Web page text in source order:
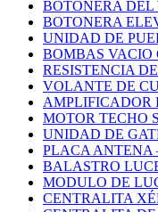
BOTONERA
BOTONERA
UNIDAD DE
BOMBAS VACIO
RESISTENCIA
VOLANTE DE
AMPLIFICADOR
MOTOR TECHO
UNIDAD DE
PLACA ANTENA
BALASTRO
MODULO DE
CENTRALITA